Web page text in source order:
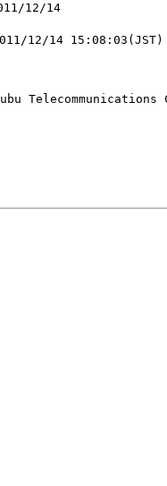
12/14
14 15:08:03(JST)
[割り